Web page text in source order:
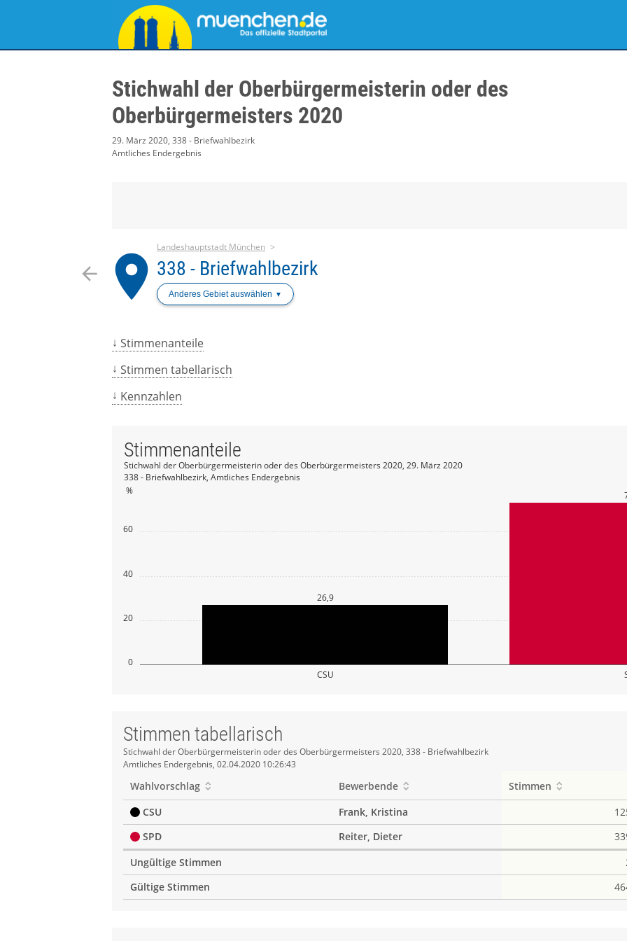
Stichwahl der Oberbürgermeisterin oder des
Oberbürgermeisters 2020
29. März 2020, 338 - Briefwahlbezirk
Amtliches Endergebnis
arrow_back place
Landeshauptstadt München
338 - Briefwahlbezirk
Anderes Gebiet auswählen
Stimmenanteile
Stimmen tabellarisch
Kennzahlen
0
20
40
60
%
CSU
26,9
Stimmenanteile
Stichwahl der Oberbürgermeisterin oder des Oberbürgermeisters 2020, 29. März 2020
338 - Briefwahlbezirk, Amtliches Endergebnis
Stimmen tabellarisch
Stimmen
tabellarisch
Stichwahl der Oberbürgermeisterin oder des Oberbürgermeisters 2020, 338 - Briefwahlbezirk
Amtliches Endergebnis, 02.04.2020 10:26:43
Wahlvorschlag Bewerbende Stimmen
CSU
Frank, Kristina
SPD
Reiter, Dieter
Ungültige Stimmen
Gültige Stimmen